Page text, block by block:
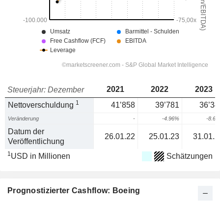
Steuerjahr: Dezember 2021 2022
2023
Nettoverschuldung 1 41’858 39’781
Veränderung - -4.96% -
Datum der
Veröffentlichung
26.01.22 25.01.23
1USD in Millionen Schätzungen
Prognostizierter Cashflow: Boeing